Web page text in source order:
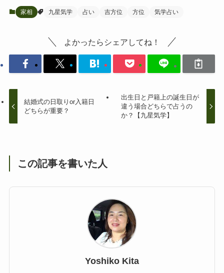
家相 九星気学 占い 吉方位 方位 気学占い
よかったらシェアしてね！
結婚式の日取りor入籍日
どちらが重要？
出生日と戸籍上の誕生日が
違う場合どちらで占うの
か？【九星気学】
この記事を書いた人
Yoshiko Kita